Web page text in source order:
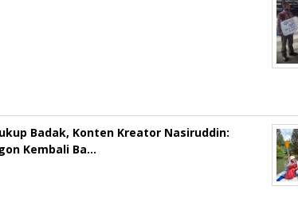
Badak, Konten Kreator Nasiruddin:
Kembali Ba…